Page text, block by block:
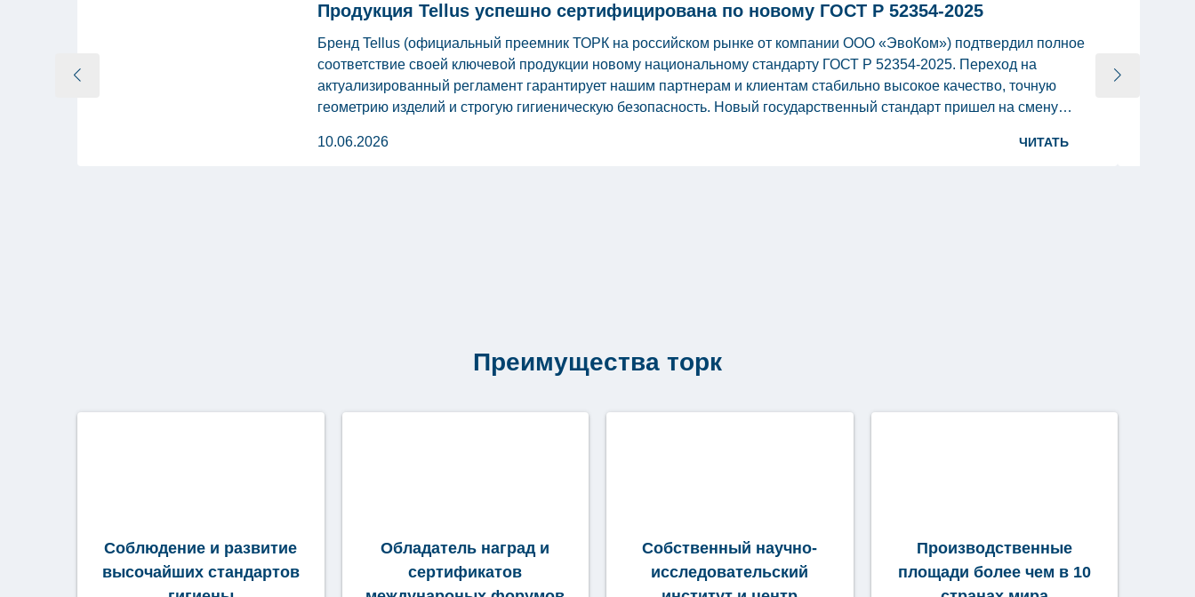
Продукция Tellus успешно сертифицирована по новому ГОСТ Р 52354-2025
Бренд Tellus (официальный преемник ТОРК на российском рынке от компании ООО «ЭвоКом») подтвердил полное
соответствие своей ключевой продукции новому национальному стандарту ГОСТ Р 52354-2025. Переход на
актуализированный регламент гарантирует нашим партнерам и клиентам стабильно высокое качество, точную
геометрию изделий и строгую гигиеническую безопасность. Новый государственный стандарт пришел на смену
10.06.2026
ЧИТАТЬ
Преимущества торк
Соблюдение и развитие
высочайших стандартов
Обладатель наград и
сертификатов
Собственный научно-
исследовательский
Производственные
площади более чем в 10